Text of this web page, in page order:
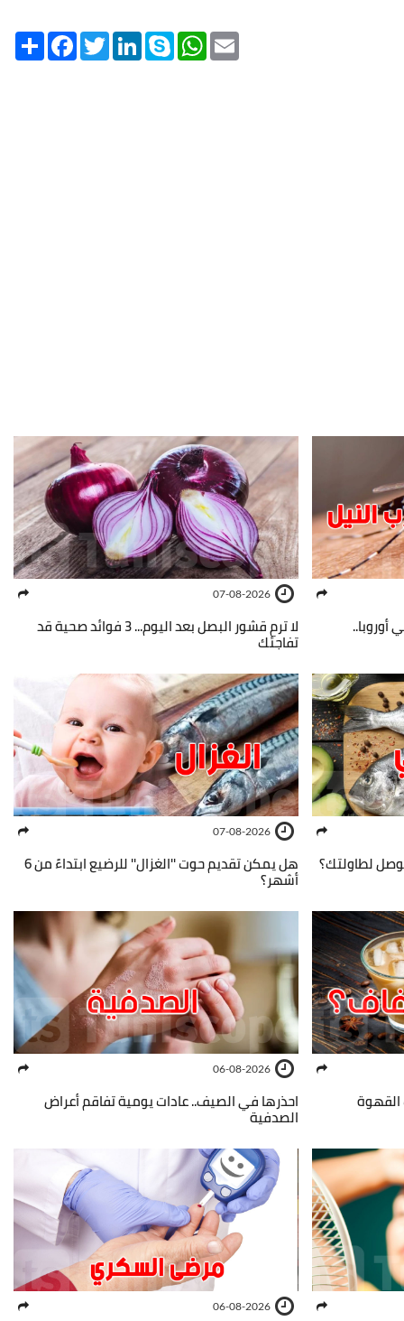
Share FacebookTwitterLinkedInSkype WhatsApp
أوروبا..
07-08-2026
لا ترمِ قشور البصل بعد اليوم... 3 فوائد صحية قد
تفاجئك
لطاولتك؟
07-08-2026
هل يمكن تقديم حوت ''الغزال'' للرضيع ابتداءً من 6
أشهر؟
06-08-2026
احذرها في الصيف.. عادات يومية تفاقم أعراض
الصدفية
06-08-2026